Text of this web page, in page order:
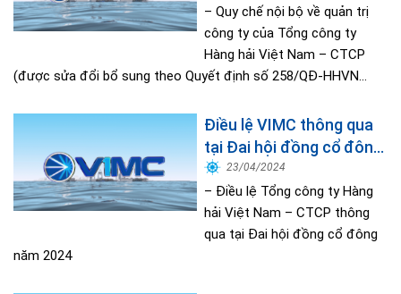
Nam – CTCP (Sửa đổi)
– Quy chế nội bộ về quản trị
công ty của Tổng công ty
Hàng hải Việt Nam – CTCP
(được sửa đổi bổ sung theo Quyết định số 258/QĐ-HHVN...
Điều lệ VIMC thông qua
tại Đai hội đồng cổ đông
năm 2024
23/04/2024
– Điều lệ Tổng công ty Hàng
hải Việt Nam – CTCP thông
qua tại Đai hội đồng cổ đông
năm 2024